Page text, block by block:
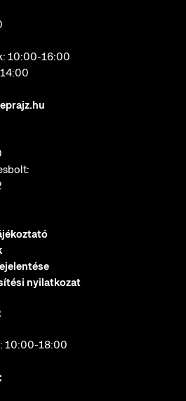
10:00-16:00
nyilatkozat
10:00-18:00